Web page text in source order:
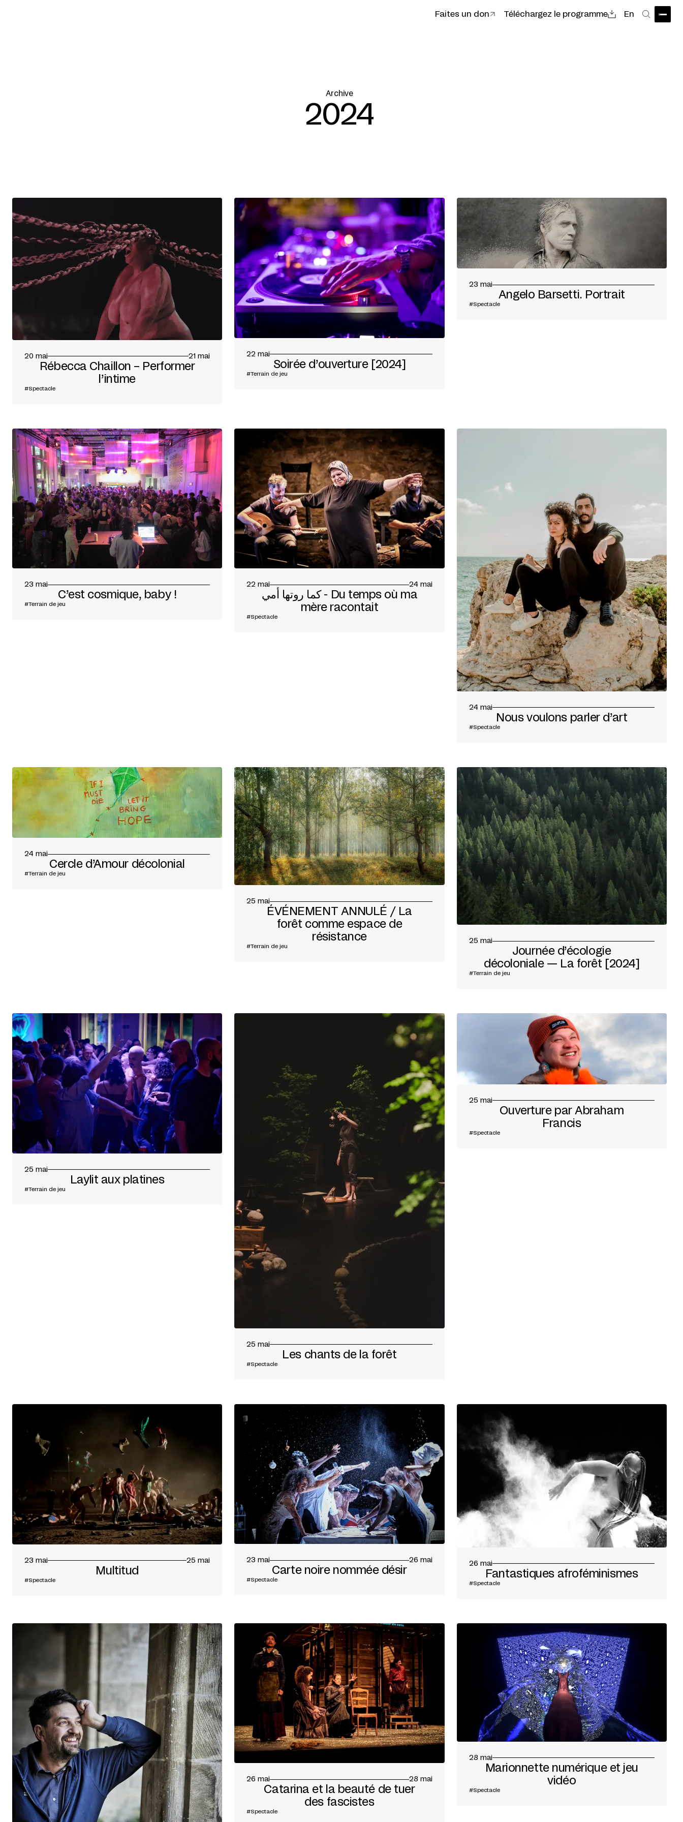
Faites un don Téléchargez le programme En
Archive
2024
20 mai 21 mai
Rébecca Chaillon – Performer
l’intime
#Spectacle
22 mai
Soirée d’ouverture [2024]
#Terrain de jeu
23 mai
Angelo Barsetti. Portrait
#Spectacle
23 mai
C’est cosmique, baby !
#Terrain de jeu
22 mai 24 mai
كما روتها أمي - Du temps où ma
mère racontait
#Spectacle
24 mai
Nous voulons parler d’art
#Spectacle
24 mai
Cercle d’Amour décolonial
#Terrain de jeu
25 mai
ÉVÉNEMENT ANNULÉ / La
forêt comme espace de
résistance
#Terrain de jeu
25 mai
Journée d’écologie
décoloniale — La forêt [2024]
#Terrain de jeu
25 mai
Laylit aux platines
#Terrain de jeu
25 mai
Les chants de la forêt
#Spectacle
25 mai
Ouverture par Abraham
Francis
#Spectacle
23 mai 25 mai
Multitud
#Spectacle
23 mai 26 mai
Carte noire nommée désir
#Spectacle
26 mai
Fantastiques afroféminismes
#Spectacle
26 mai 28 mai
Catarina et la beauté de tuer
des fascistes
#Spectacle
28 mai
Marionnette numérique et jeu
vidéo
#Spectacle